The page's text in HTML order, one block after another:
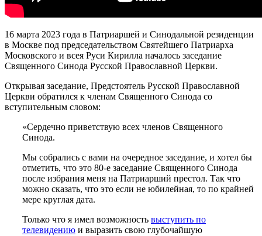
16 марта 2023 года в Патриаршей и Синодальной резиденции
в Москве под председательством Святейшего Патриарха
Московского и всея Руси Кирилла началось заседание
Священного Синода Русской Православной Церкви.
Открывая заседание, Предстоятель Русской Православной
Церкви обратился к членам Священного Синода со
вступительным словом:
«Сердечно приветствую всех членов Священного
Синода.
Мы собрались с вами на очередное заседание, и хотел бы
отметить, что это 80-е заседание Священного Синода
после избрания меня на Патриарший престол. Так что
можно сказать, что это если не юбилейная, то по крайней
мере круглая дата.
Только что я имел возможность выступить по
телевидению и выразить свою глубочайшую